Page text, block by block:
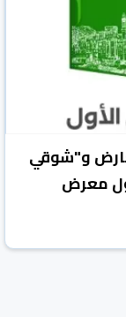
و"شوقي
معرض